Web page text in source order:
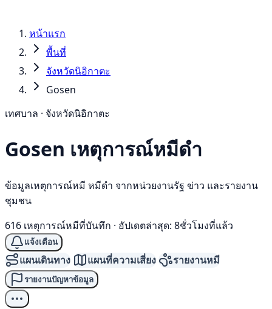
หน้าแรก
พื้นที่
จังหวัดนิอิกาตะ
Gosen
เทศบาล · จังหวัดนิอิกาตะ
Gosen เหตุการณ์หมีดำ
ข้อมูลเหตุการณ์หมี หมีดำ จากหน่วยงานรัฐ ข่าว และรายงาน
ชุมชน
616 เหตุการณ์หมีที่บันทึก · อัปเดตล่าสุด: 8ชั่วโมงที่แล้ว
แจ้งเตือน
แผนเดินทาง แผนที่ความเสี่ยง รายงานหมี
รายงานปัญหาข้อมูล